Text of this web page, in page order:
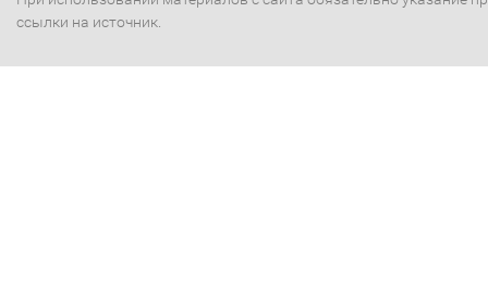
ссылки на источник.